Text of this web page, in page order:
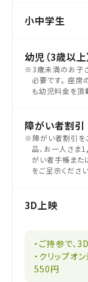
小中学生
幼児（3歳以上
※3歳未満のお子
必要です。 座
も幼児料金を頂
障がい者割引
※障がい者割引を
品、お一人さま
がい者手帳また
をご呈示ください
3D上映
・ご持参で、
・クリップオ
550円